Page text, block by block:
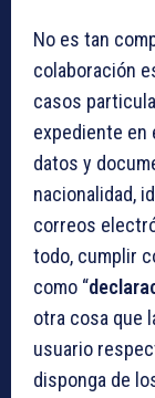
No es tan
colaboración
casos
expediente en
datos y
nacionalidad,
correos
todo, cumplir
como “
otra cosa que
usuario
disponga de